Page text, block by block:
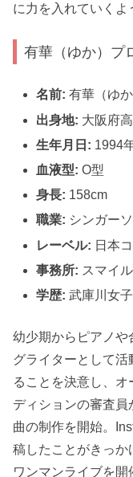
に力を入れていくよ
有華（ゆか）プ
名前: 有華（ゆか
出身地: 大阪府
生年月日: 1994
血液型: O型
身長: 158cm
職業: シンガー
レーベル: 日本
事務所: スマイ
学歴: 武庫川女
幼少期からピアノや
グライターとして
ることを決意し、
ディションの審査
曲の制作を開始。
稿したことがきっ
ワンマンライブを